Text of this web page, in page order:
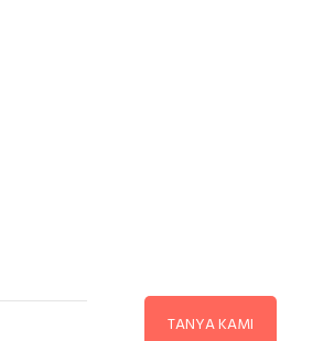
TANYA KAMI